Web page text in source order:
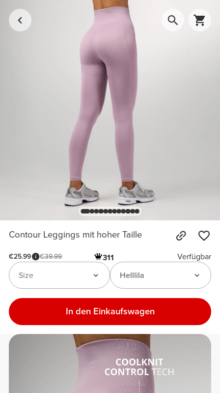
Contour Leggings mit hoher Taille
€25.99 €39.99 311
Verfügbar
Helllila
Size
In den Einkaufswagen